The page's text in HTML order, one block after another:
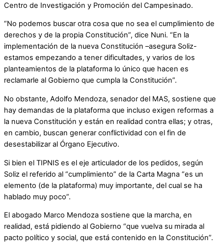
Centro de Investigación y Promoción del Campesinado.
“No podemos buscar otra cosa que no sea el cumplimiento de
derechos y de la propia Constitución”, dice Nuni. “En la
implementación de la nueva Constitución –asegura Soliz-
estamos empezando a tener dificultades, y varios de los
planteamientos de la plataforma lo único que hacen es
reclamarle al Gobierno que cumpla la Constitución”.
No obstante, Adolfo Mendoza, senador del MAS, sostiene que
hay demandas de la plataforma que incluso exigen reformas a
la nueva Constitución y están en realidad contra ellas; y otras,
en cambio, buscan generar conflictividad con el fin de
desestabilizar al Órgano Ejecutivo.
Si bien el TIPNIS es el eje articulador de los pedidos, según
Soliz el referido al “cumplimiento” de la Carta Magna “es un
elemento (de la plataforma) muy importante, del cual se ha
hablado muy poco”.
El abogado Marco Mendoza sostiene que la marcha, en
realidad, está pidiendo al Gobierno “que vuelva su mirada al
pacto político y social, que está contenido en la Constitución”.